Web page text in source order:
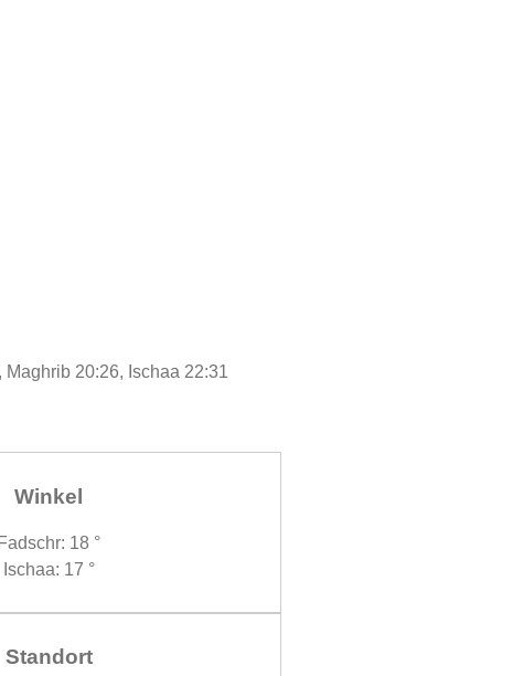
20:26, Ischaa 22:31
Winkel
Fadschr: 18 °
Ischaa: 17 °
Standort